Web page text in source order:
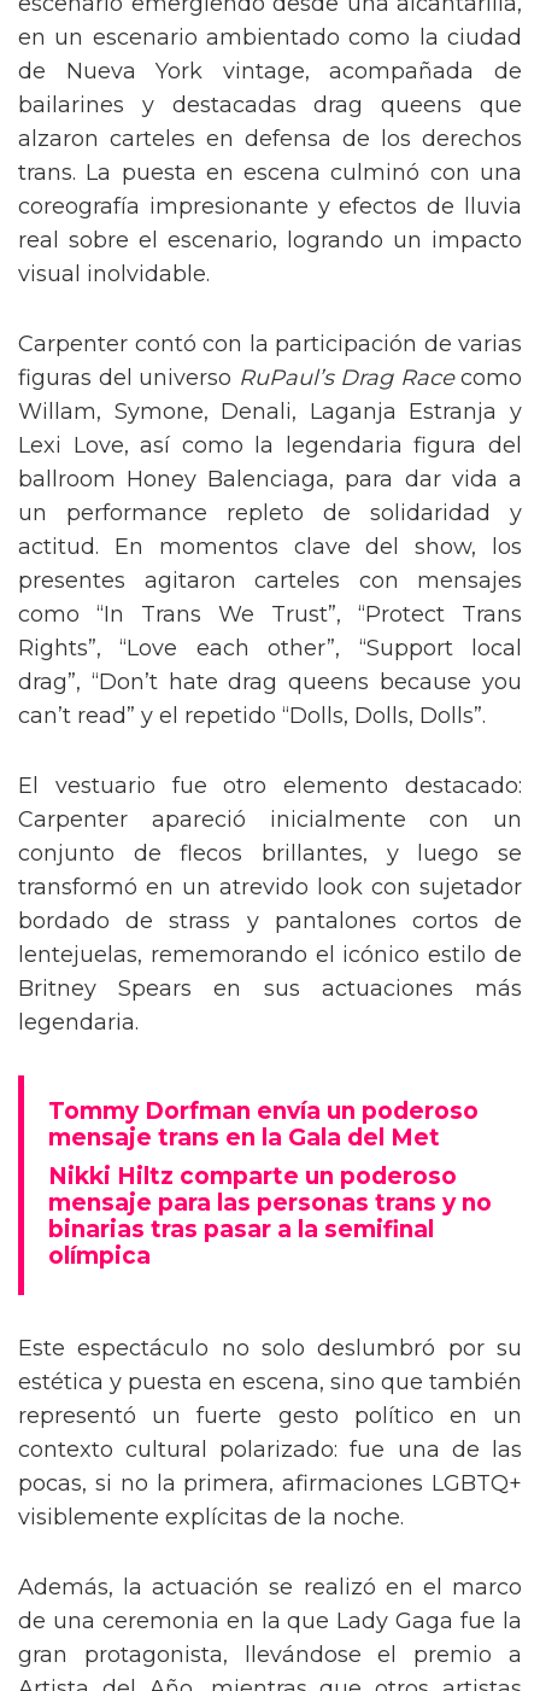
escenario emergiendo desde una alcantarilla,
en un escenario ambientado como la ciudad
de Nueva York vintage, acompañada de
bailarines y destacadas drag queens que
alzaron carteles en defensa de los derechos
trans. La puesta en escena culminó con una
coreografía impresionante y efectos de lluvia
real sobre el escenario, logrando un impacto
Carpenter contó con la participación de varias
figuras del universo
RuPaul’s Drag Race
como
Willam, Symone, Denali, Laganja Estranja y
Lexi Love, así como la legendaria figura del
ballroom Honey Balenciaga, para dar vida a
un performance repleto de solidaridad y
actitud. En momentos clave del show, los
presentes agitaron carteles con mensajes
como “In Trans We Trust”, “Protect Trans
Rights”, “Love each other”, “Support local
drag”, “Don’t hate drag queens because you
can’t read” y el repetido “Dolls, Dolls, Dolls”.
El vestuario fue otro elemento destacado:
Carpenter apareció inicialmente con un
conjunto de flecos brillantes, y luego se
transformó en un atrevido look con sujetador
bordado de strass y pantalones cortos de
lentejuelas, rememorando el icónico estilo de
Britney Spears en sus actuaciones más
legendaria.
Tommy Dorfman envía un poderoso
mensaje trans en la Gala del Met
Nikki Hiltz comparte un poderoso
mensaje para las personas trans y no
binarias tras pasar a la semifinal
olímpica
Este espectáculo no solo deslumbró por su
estética y puesta en escena, sino que también
representó un fuerte gesto político en un
contexto cultural polarizado: fue una de las
pocas, si no la primera, afirmaciones LGBTQ+
visiblemente explícitas de la noche.
Además, la actuación se realizó en el marco
de una ceremonia en la que Lady Gaga fue la
gran protagonista, llevándose el premio a